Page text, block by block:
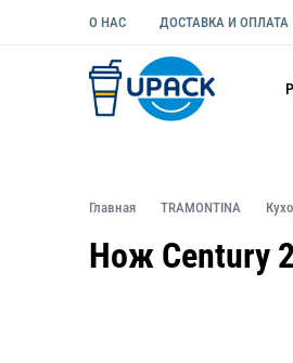
О НАС ДОСТАВКА И ОПЛАТА
Главная TRAMONTINA
Нож Century